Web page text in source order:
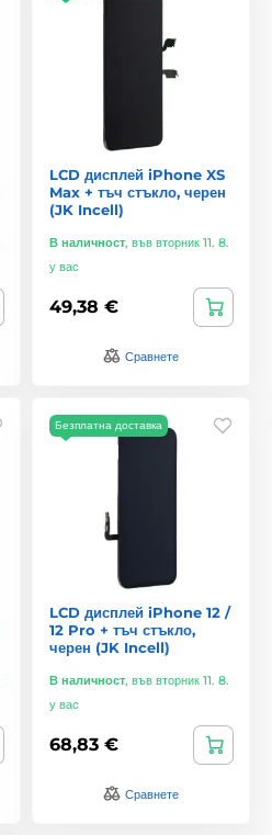
LCD дисплей iPhone XS
Max + тъч стъкло, черен
(JK Incell)
В наличност, във вторник 11. 8.
у вас
49,38 €
Сравнете
Безплатна доставка
LCD дисплей iPhone 12 /
12 Pro + тъч стъкло,
черен (JK Incell)
В наличност, във вторник 11. 8.
у вас
68,83 €
Сравнете